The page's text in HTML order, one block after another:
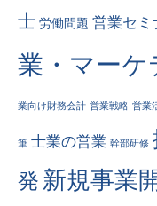
士 労働問題 営業セミ
業・マーケ
業向け財務会計 営業戦略 営業
筆 士業の営業 幹部研修
発 新規事業